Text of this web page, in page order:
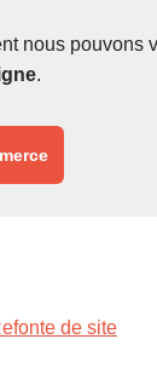
nous pouvons
.